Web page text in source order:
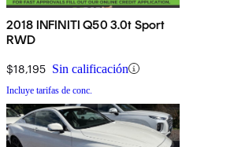
2018 INFINITI Q50 3.0t Sport
RWD
$18,195 Sin calificación
Incluye tarifas de conc.